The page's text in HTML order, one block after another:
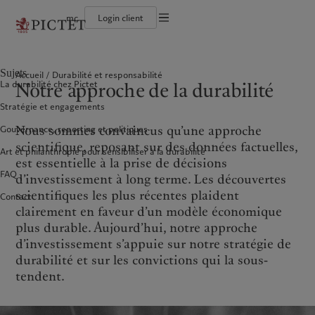
mc Login client
Les associés du Groupe
Rétrospective annuelle
Nos notations d'entreprise
Diversité, équité et inclusion
Notre histoire
Institutions et intermédiaires financiers
Investisseurs institutionnels
Alternative investments
Asset services
Markets
Beyond markets
Rapport de durabilité
Plan d’action climatique
Principes d’investissement climatique
Gouvernance de la durabilité
Fondation du Groupe
Amérique du Nord
Bahamas
Canada (en)|Canada (fr)
United States
China Offshore|中国离岸
Hong Kong SAR| 香港特別行政區
| 香港特别行政区
日本
Singapore|新加坡
Taiwan|台灣
Europe
Belgique
Moyen-Orient
Notre Groupe
Le groupe Pictet
Les associés du Groupe
Rétrospective annuelle
Nos notations d'entreprise
Diversité, équité et inclusion
Notre histoire
Particuliers et familles
Institutions et intermédiaires
financiers
Investisseurs institutionnels
Nos métiers
Alternative investments
Insights
Markets
Gestion des cookies
Protection des données
Sujets
La durabilité chez Pictet
Stratégie et engagements
Gouvernance, reporting et politiques
Art et philanthropie pour sensibiliser à la durabilité
FAQ
Contact
Accueil Durabilité et responsabilité
Notre approche de la durabilité
Nous sommes convaincus qu’une approche
scientifique, reposant sur des données factuelles,
est essentielle à la prise de décisions
d’investissement à long terme. Les découvertes
scientifiques les plus récentes plaident
clairement en faveur d’un modèle économique
plus durable. Aujourd’hui, notre approche
d’investissement s’appuie sur notre stratégie de
durabilité et sur les convictions qui la sous-
tendent.